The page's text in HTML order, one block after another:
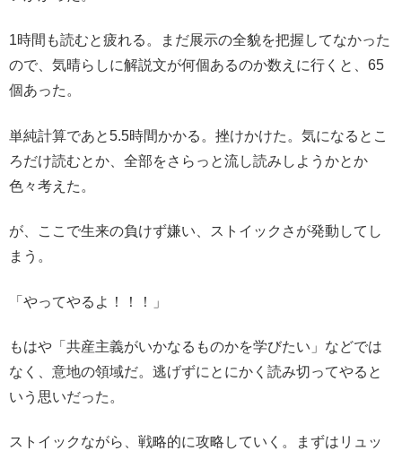
1時間も読むと疲れる。まだ展示の全貌を把握してなかった
ので、気晴らしに解説文が何個あるのか数えに行くと、65
個あった。
単純計算であと5.5時間かかる。挫けかけた。気になるとこ
ろだけ読むとか、全部をさらっと流し読みしようかとか
色々考えた。
が、ここで生来の負けず嫌い、ストイックさが発動してし
まう。
「やってやるよ！！！」
もはや「共産主義がいかなるものかを学びたい」などでは
なく、意地の領域だ。逃げずにとにかく読み切ってやると
いう思いだった。
ストイックながら、戦略的に攻略していく。まずはリュッ